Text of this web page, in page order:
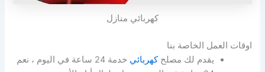
كهربائي منازل
اوقات العمل الخاصة بنا
يقدم لك مصلحكهربائي
خدمة 24 ساعة في اليوم ، نعم